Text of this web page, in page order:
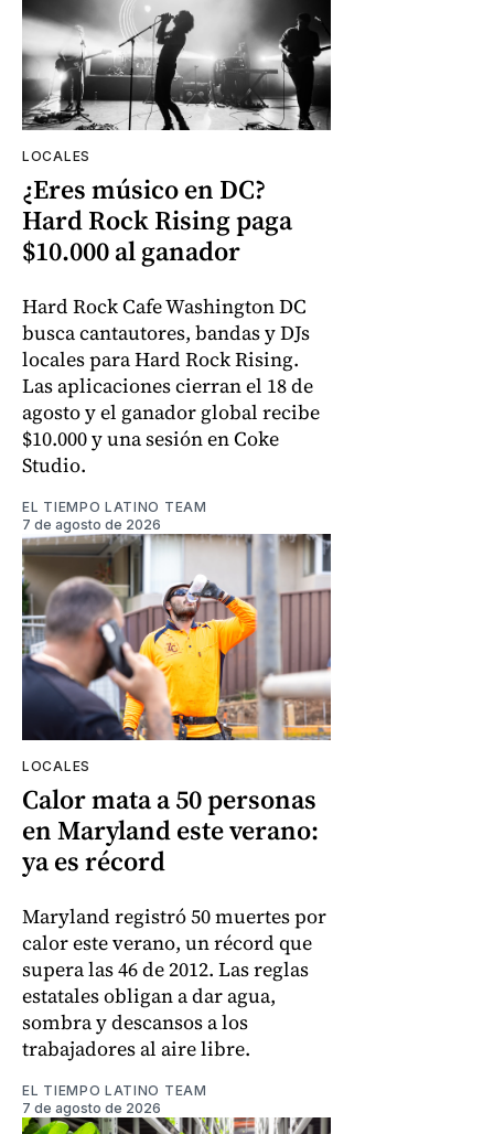
LOCALES
¿Eres músico en DC?
Hard Rock Rising paga
$10.000 al ganador
Hard Rock Cafe Washington DC
busca cantautores, bandas y DJs
locales para Hard Rock Rising.
Las aplicaciones cierran el 18 de
agosto y el ganador global recibe
$10.000 y una sesión en Coke
Studio.
EL TIEMPO LATINO TEAM
7 de agosto de 2026
LOCALES
Calor mata a 50 personas
en Maryland este verano:
ya es récord
Maryland registró 50 muertes por
calor este verano, un récord que
supera las 46 de 2012. Las reglas
estatales obligan a dar agua,
sombra y descansos a los
trabajadores al aire libre.
EL TIEMPO LATINO TEAM
7 de agosto de 2026